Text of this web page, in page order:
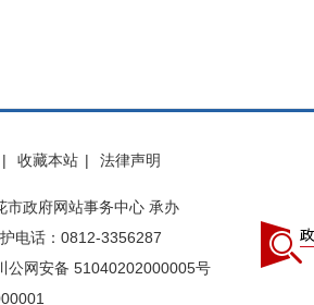
| 收藏本站 | 法律声明
政府网站事务中心 承办
电话：0812-3356287
公网安备 51040202000005号